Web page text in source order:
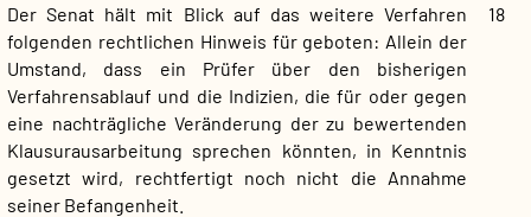
18
Der Senat hält mit Blick auf das weitere Verfahren
folgenden rechtlichen Hinweis für geboten: Allein der
Umstand, dass ein Prüfer über den bisherigen
Verfahrensablauf und die Indizien, die für oder gegen
eine nachträgliche Veränderung der zu bewertenden
Klausurausarbeitung sprechen könnten, in Kenntnis
gesetzt wird, rechtfertigt noch nicht die Annahme
seiner Befangenheit.